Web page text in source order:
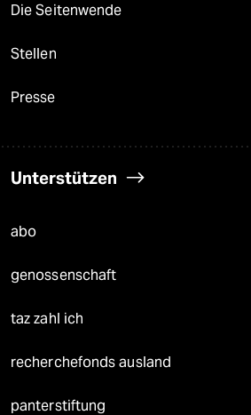
Die Seitenwende
Stellen
Presse
Unterstützen
abo
genossenschaft
taz zahl ich
recherchefonds ausland
panterstiftung